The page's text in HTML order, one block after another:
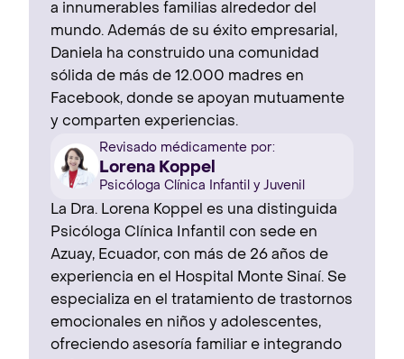
a innumerables familias alrededor del
mundo. Además de su éxito empresarial,
Daniela ha construido una comunidad
sólida de más de 12.000 madres en
Facebook, donde se apoyan mutuamente
y comparten experiencias.
Revisado médicamente por:
Lorena Koppel
Psicóloga Clínica Infantil y Juvenil
La Dra. Lorena Koppel es una distinguida
Psicóloga Clínica Infantil con sede en
Azuay, Ecuador, con más de 26 años de
experiencia en el Hospital Monte Sinaí. Se
especializa en el tratamiento de trastornos
emocionales en niños y adolescentes,
ofreciendo asesoría familiar e integrando